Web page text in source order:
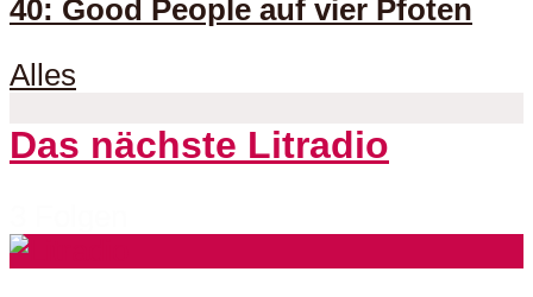
40: Good People auf vier Pfoten
Alles
Das nächste Litradio